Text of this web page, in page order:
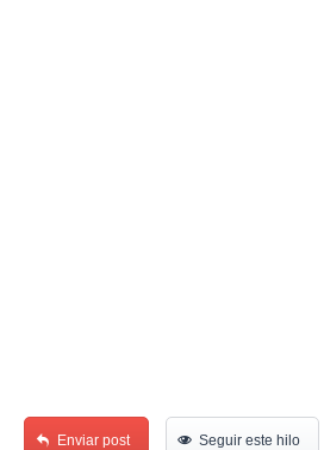
Enviar post Seguir este hilo